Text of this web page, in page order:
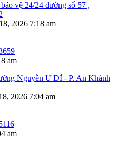
vệ 24/24 đường số 57 ,
2026 7:18 am
am
Nguyễn Ư DĨ - P. An Khánh
2026 7:04 am
am